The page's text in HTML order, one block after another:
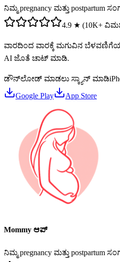
ನಿಮ್ಮ pregnancy ಮತ್ತು postpartum
4.9 ★ (10K+
ವಾರದಿಂದ ವಾರಕ್ಕೆ ಮಗುವಿನ
AI ಜೊತೆ ಚಾಟ್ ಮಾಡಿ.
ಡೌನ್‌ಲೋಡ್ ಮಾಡಲು ಸ್ಕ್ಯಾನ್ ಮಾಡಿ
Google Play App Store
Mommy ಆಪ್
ನಿಮ್ಮ pregnancy ಮತ್ತು postpartum